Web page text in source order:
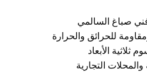
صباغ السالمي
للحرائق والحرارة
ثلاثية الأبعاد
التجارية